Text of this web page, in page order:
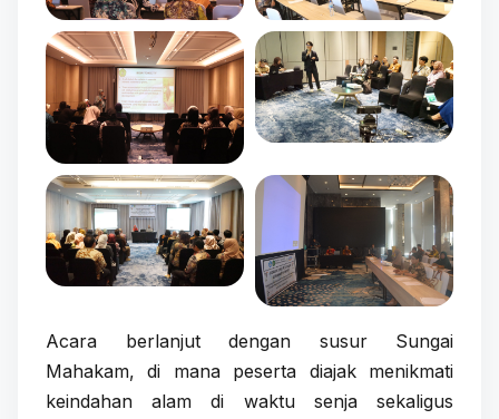
Acara berlanjut dengan susur Sungai
Mahakam, di mana peserta diajak menikmati
keindahan alam di waktu senja sekaligus